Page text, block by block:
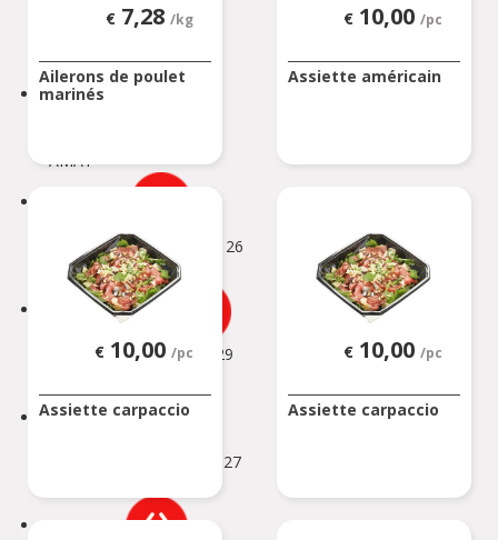
Bleregemstraat 1
AMAY
AMAY
Avenue de la Belle Mine 26
ANDENNE
ANDERLECHT 2
Avenue Marius Renard 29
ANDERLUES
Chaussée de Charleroi 127
€ 7,28 /kg
Ailerons de poulet
marinés
€ 10,00 /pc
Assiette américain
€ 10,00 /pc
Assiette carpaccio
€ 10,00 /pc
Assiette carpaccio